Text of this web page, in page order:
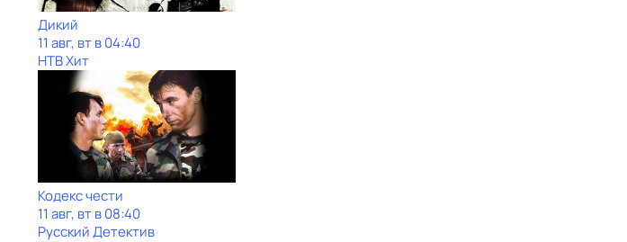
Дикий
11 авг, вт в 04:40
НТВ Хит
Кодекс чести
11 авг, вт в 08:40
Русский Детектив